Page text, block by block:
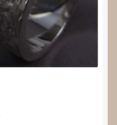
Submenu
uitvouwen